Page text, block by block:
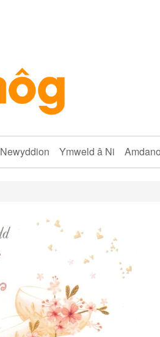
Newyddion Ymweld â Ni